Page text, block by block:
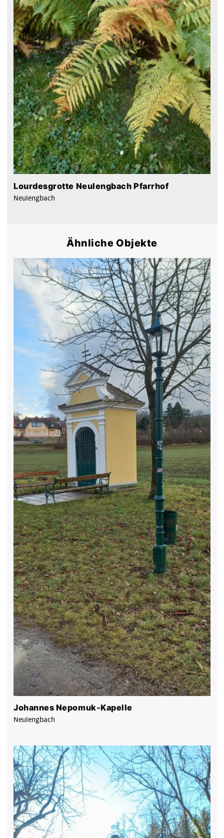
Lourdesgrotte Neulengbach Pfarrhof
Neulengbach
Ähnliche Objekte
Johannes Nepomuk-Kapelle
Neulengbach